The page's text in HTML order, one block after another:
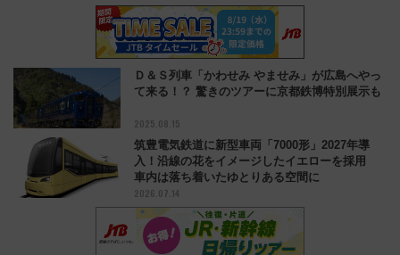
Ｄ＆Ｓ列車「かわせみ やませみ」が広島へやっ
て来る！？ 驚きのツアーに京都鉄博特別展示も
2025.08.15
筑豊電気鉄道に新型車両「7000形」2027年導
入！沿線の花をイメージしたイエローを採用
車内は落ち着いたゆとりある空間に
2026.07.14